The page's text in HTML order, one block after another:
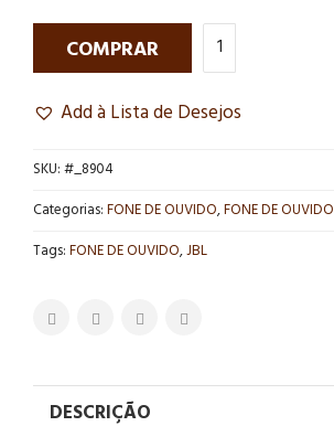
COMPRAR
Add à Lista de Desejos
SKU:#_8904
Categorias:FONE DE OUVIDO,FONE DE OUVIDO
Tags:FONE DE OUVIDO,JBL
DESCRIÇÃO